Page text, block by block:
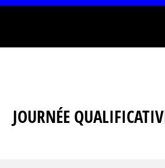
JOURNÉE